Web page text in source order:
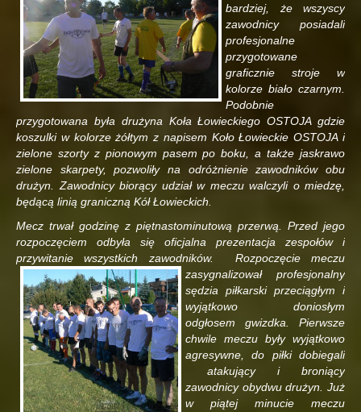
bardziej, że wszyscy
zawodnicy posiadali
profesjonalne
przygotowane
graficznie stroje w
kolorze biało czarnym.
Podobnie
przygotowana była drużyna Koła Łowieckiego OSTOJA gdzie
koszulki w kolorze żółtym z napisem Koło Łowieckie OSTOJA i
zielone szorty z pionowym pasem po boku, a także jaskrawo
zielone skarpety, pozwoliły na odróżnienie zawodników obu
drużyn. Zawodnicy biorący udział w meczu walczyli o miedzę,
będącą linią graniczną Kół Łowieckich.
Mecz trwał godzinę z piętnastominutową przerwą. Przed jego
rozpoczęciem odbyła się oficjalna prezentacja zespołów i
przywitanie wszystkich zawodników. Rozpoczęcie meczu
zasygnalizował profesjonalny
sędzia piłkarski przeciągłym i
wyjątkowo doniosłym
odgłosem gwizdka. Pierwsze
chwile meczu były wyjątkowo
agresywne, do piłki dobiegali
atakujący i broniący
zawodnicy obydwu drużyn. Już
w piątej minucie meczu